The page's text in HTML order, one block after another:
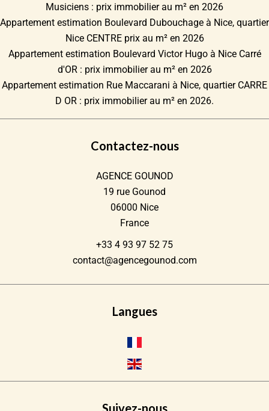
Musiciens : prix immobilier au m² en 2026
Appartement estimation Boulevard Dubouchage à Nice, quartier
Nice CENTRE prix au m² en 2026
Appartement estimation Boulevard Victor Hugo à Nice Carré
d'OR : prix immobilier au m² en 2026
Appartement estimation Rue Maccarani à Nice, quartier CARRE
D OR : prix immobilier au m² en 2026.
Contactez-nous
AGENCE GOUNOD
19 rue Gounod
06000 Nice
France
+33 4 93 97 52 75
contact@agencegounod.com
Langues